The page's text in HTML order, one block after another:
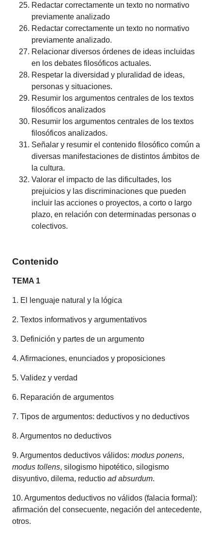
Redactar correctamente un texto no normativo
previamente analizado
Redactar correctamente un texto no normativo
previamente analizado.
Relacionar diversos órdenes de ideas incluidas
en los debates filosóficos actuales.
Respetar la diversidad y pluralidad de ideas,
personas y situaciones.
Resumir los argumentos centrales de los textos
filosóficos analizados
Resumir los argumentos centrales de los textos
filosóficos analizados.
Señalar y resumir el contenido filosófico común a
diversas manifestaciones de distintos ámbitos de
la cultura.
Valorar el impacto de las dificultades, los
prejuicios y las discriminaciones que pueden
incluir las acciones o proyectos, a corto o largo
plazo, en relación con determinadas personas o
colectivos.
Contenido
TEMA 1
1. El lenguaje natural y la lógica
2. Textos informativos y argumentativos
3. Definición y partes de un argumento
4. Afirmaciones, enunciados y proposiciones
5. Validez y verdad
6. Reparación de argumentos
7. Tipos de argumentos: deductivos y no deductivos
8. Argumentos no deductivos
9. Argumentos deductivos válidos:modus ponens,
modus tollens, silogismo hipotético, silogismo
disyuntivo, dilema, reductioad absurdum.
10. Argumentos deductivos no válidos (falacia formal):
afirmación del consecuente, negación del antecedente,
otros.